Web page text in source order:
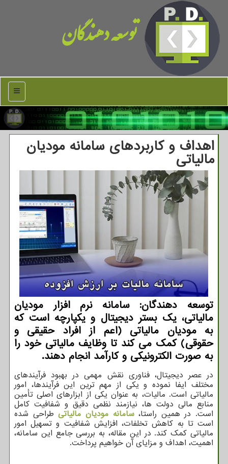
توسعه دهندگان
منو
اهداف و کاربردهای سامانه مودیان
مالیاتی
توسعه دهندگان: سامانه نرم افزار مودیان
مالیاتی، یک بستر دیجیتال و یکپارچه است که
به مودیان مالیاتی (اعم از افراد حقیقی و
حقوقی) کمک می ‌کند تا وظایف مالیاتی خود را
به صورت الکترونیکی و کارآمد انجام دهند.
در عصر دیجیتال، فناوری نقش مهمی در بهبود فرآیندهای
مختلف ایفا نموده و یکی از مهم ‌ترین این فرآیندها، امور
مالیاتی است. مالیات، به‌ عنوان یکی از ابزارهای اصلی تأمین
منابع مالی دولت ‌ها، نیازمند نظمی دقیق و شفافیت کامل
است. در همین راستا،سامانه مودیان مالیاتیطراحی شده
است تا به کاهش تخلفات، افزایش شفافیت و تسهیل امور
مالیاتی کمک کند. در این مقاله، به بررسی جامع این سامانه،
اهمیت، اهداف و مزایای آن خواهیم پرداخت.